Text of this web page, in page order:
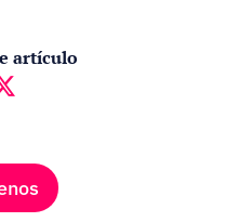
artículo